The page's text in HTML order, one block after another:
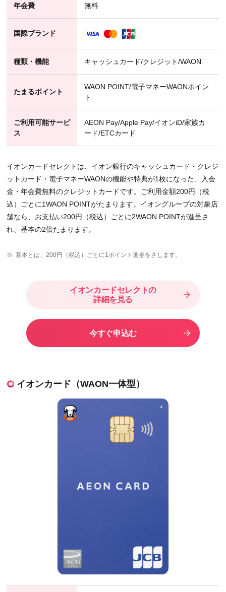
年会費 無料
国際ブランド
種類・機能 キャッシュカード/クレジット/WAON
たまるポイント
WAON POINT/電子マネーWAONポイン
ト
ご利用可能サービ
ス
AEON Pay/Apple Pay/イオンiD/家族カ
ード/ETCカード
イオンカードセレクトは、イオン銀行のキャッシュカード・クレジ
ットカード・電子マネーWAONの機能や特典が1枚になった、入会
金・年会費無料のクレジットカードです。ご利用金額200円（税
込）ごとに1WAON POINTがたまります。イオングループの対象店
舗なら、お支払い200円（税込）ごとに2WAON POINTが進呈さ
れ、基本の2倍たまります。
※ 基本とは、200円（税込）ごとに1ポイント進呈をさします。
イオンカードセレクトの
詳細を見る
今すぐ申込む
イオンカード（WAON一体型）